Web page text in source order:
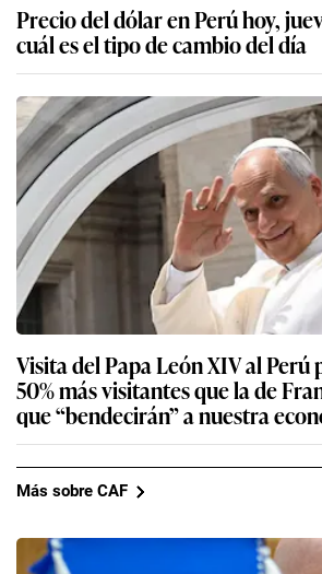
Precio del dólar en Perú hoy,
cuál es el tipo de cambio del día
Visita del Papa León XIV al
50% más visitantes que la de
que “bendecirán” a nuestra
Más sobre CAF